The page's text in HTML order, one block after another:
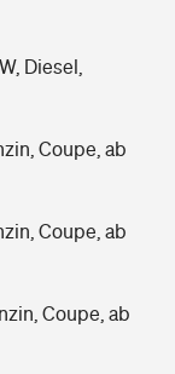
Diesel,
Coupe, ab
Coupe, ab
Coupe, ab